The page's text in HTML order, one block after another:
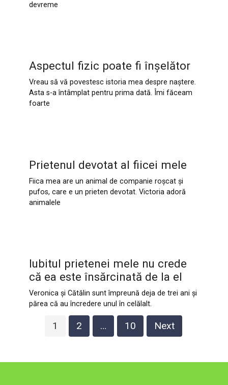
devreme
Aspectul fizic poate fi înșelător
Vreau să vă povestesc istoria mea despre naștere.
Asta s-a întâmplat pentru prima dată. Îmi făceam
foarte
Prietenul devotat al fiicei mele
Fiica mea are un animal de companie roșcat și
pufos, care e un prieten devotat. Victoria adoră
animalele
Iubitul prietenei mele nu crede
că ea este însărcinată de la el
Veronica și Cătălin sunt împreună deja de trei ani și
părea că au încredere unul în celălalt.
1 2 … 10 Next